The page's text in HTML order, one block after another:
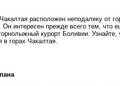
расположен неподалеку от
Он интересен прежде всего тем, что
курорт Боливии.
в горах Чакалтая.